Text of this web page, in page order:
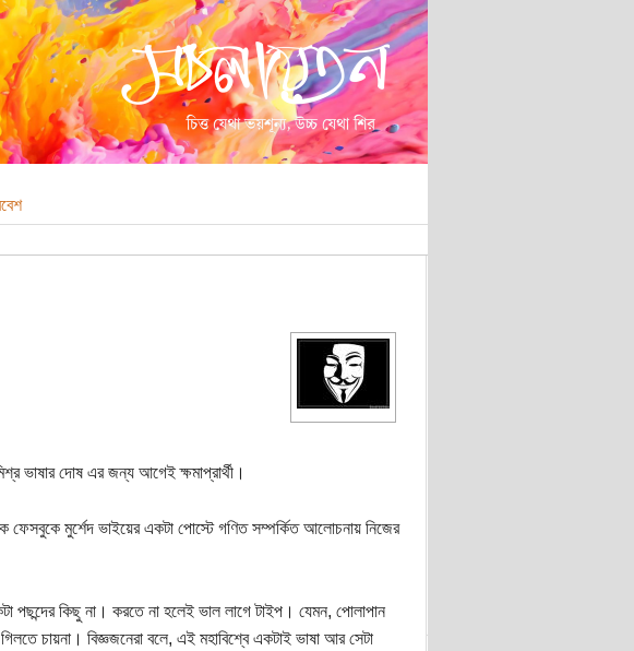
ভাষার দোষ এর জন্য আগেই ক্ষমাপ্রার্থী।
মুর্শেদ ভাইয়ের একটা পোস্টে গণিত সম্পর্কিত আলোচনায় নিজের
পছন্দের কিছু না। করতে না হলেই ভাল লাগে টাইপ। যেমন, পোলাপান
চায়না। বিজ্ঞজনেরা বলে, এই মহাবিশ্বে একটাই ভাষা আর সেটা